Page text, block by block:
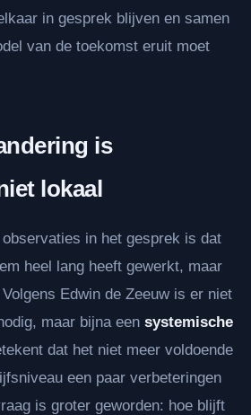
in gesprek blijven en samen
van de toekomst eruit moet
is
lokaal
in het gesprek is dat
heel lang heeft gewerkt, maar
Edwin de Zeeuw is er niet
maar bijna een systemische
dat het niet meer voldoende
een paar verbeteringen
is groter geworden: hoe blijft